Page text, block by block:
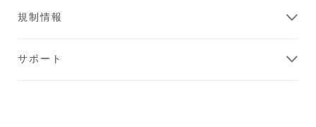
規制情報
サポート